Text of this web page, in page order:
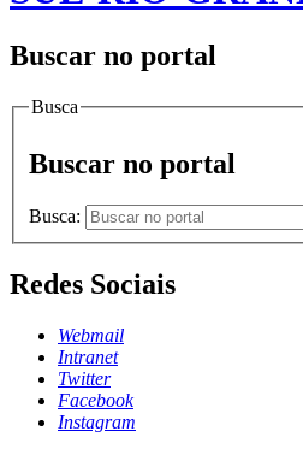
Buscar no portal
Busca
Buscar no portal
Busca:
Redes Sociais
Webmail
Intranet
Twitter
Facebook
Instagram